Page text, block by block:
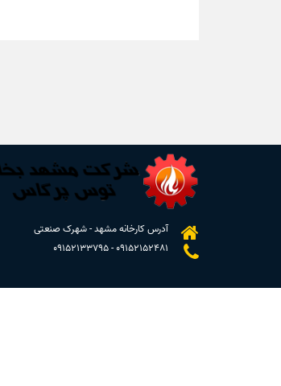
آدرس کارخانه مشهد - شهرک صنعتی
09152152481
-
09152133795